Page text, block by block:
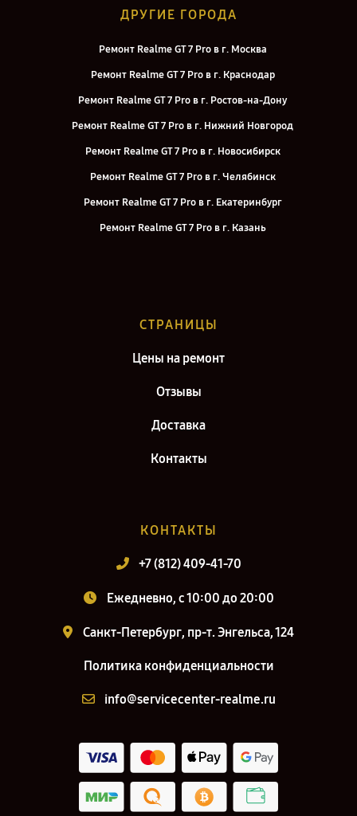
ДРУГИЕ ГОРОДА
Ремонт Realme GT 7 Pro в г. Москва
Ремонт Realme GT 7 Pro в г. Краснодар
Ремонт Realme GT 7 Pro в г. Ростов-на-Дону
Ремонт Realme GT 7 Pro в г. Нижний Новгород
Ремонт Realme GT 7 Pro в г. Новосибирск
Ремонт Realme GT 7 Pro в г. Челябинск
Ремонт Realme GT 7 Pro в г. Екатеринбург
Ремонт Realme GT 7 Pro в г. Казань
Ремонт Realme GT 7 Pro в г. Киров
СТРАНИЦЫ
Цены на ремонт
Отзывы
Доставка
Контакты
КОНТАКТЫ
+7 (812) 409-41-70
Ежедневно, с 10:00 до 20:00
Санкт-Петербург, пр-т. Энгельса, 124
Политика конфиденциальности
info@servicecenter-realme.ru